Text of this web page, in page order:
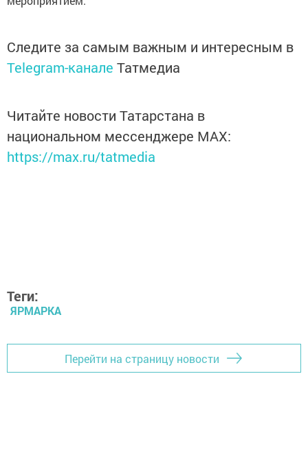
Следите за самым важным и интересным в
Telegram-канале Татмедиа
Читайте новости Татарстана в
национальном мессенджере MАХ:
https://max.ru/tatmedia
Теги:
ЯРМАРКА
Перейти на страницу новости